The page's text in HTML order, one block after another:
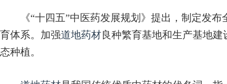
《“十四五”中医药发展规划》提出，制定发布
育体系。加强道地药材良种繁育基地和生产基地
态种植。